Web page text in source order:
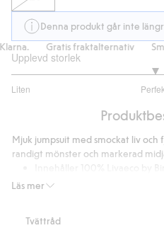
Denna produkt går inte
Gratis fraktalternativ
Upplevd storlek
Liten
utav
2
betyg
Läs mer
Mjuk jumpsuit med smockat liv och
randigt mönster och markerad
Artikelnummer
Tvättråd